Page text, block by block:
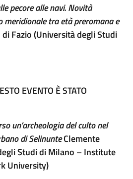
pecore alle navi. Novità
meridionale tra età preromana e
Fazio (Università degli Studi
EVENTO È STATO
un’archeologia del culto nel
di SelinunteClemente
Studi di Milano – Institute
University)